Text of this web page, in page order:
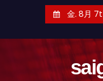
金. 8月